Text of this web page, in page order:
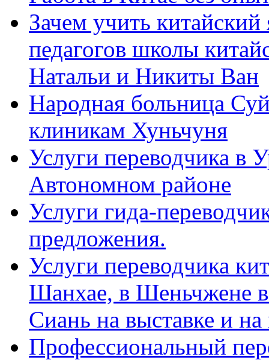
Зачем учить
педагогов школы
Натальи и Никиты Ван
Народная больница
клиникам Хуньчуня
Услуги переводчика в
Автономном районе
Услуги гида-
предложения.
Услуги переводчика
Шанхае, в Шеньчжене
Сиань на выставке и
Профессиональный